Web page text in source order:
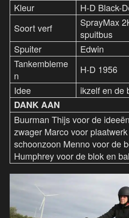
Kleur
H-D Black-
Soort verf
SprayMax
spuitbus
Spuiter
Edwin
Tankembleme
n
H-D 1956
Idee
ikzelf en de
DANK AAN
Buurman Thijs voor de
zwager Marco voor
schoonzoon Menno voor de
Humphrey voor de blok en